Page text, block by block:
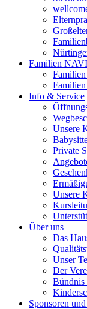
Familien NAVI
Info & Service
Unsere
Private
Unsere
Über uns
Das
Unser
Der
Bündnis
Sponsoren